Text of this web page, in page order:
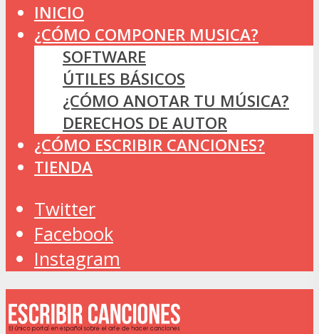
INICIO
¿CÓMO COMPONER MUSICA?
SOFTWARE
ÚTILES BÁSICOS
¿CÓMO ANOTAR TU MÚSICA?
DERECHOS DE AUTOR
¿CÓMO ESCRIBIR CANCIONES?
TIENDA
Twitter
Facebook
Instagram